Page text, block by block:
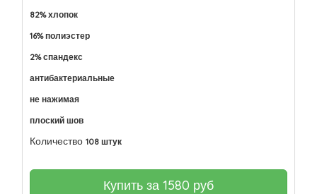
82% хлопок
16% полиэстер
2% спандекс
антибактериальные
не нажимая
плоский шов
Количество 108 штук
Купить за 1580 руб